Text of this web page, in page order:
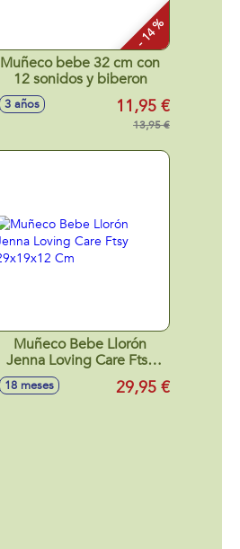
- 14 %
Muñeco bebe 32 cm con
12 sonidos y biberon
3 años 11,95 €
13,95 €
Muñeco Bebe Llorón
Jenna Loving Care Ftsy
29x19x12 Cm
18 meses 29,95 €